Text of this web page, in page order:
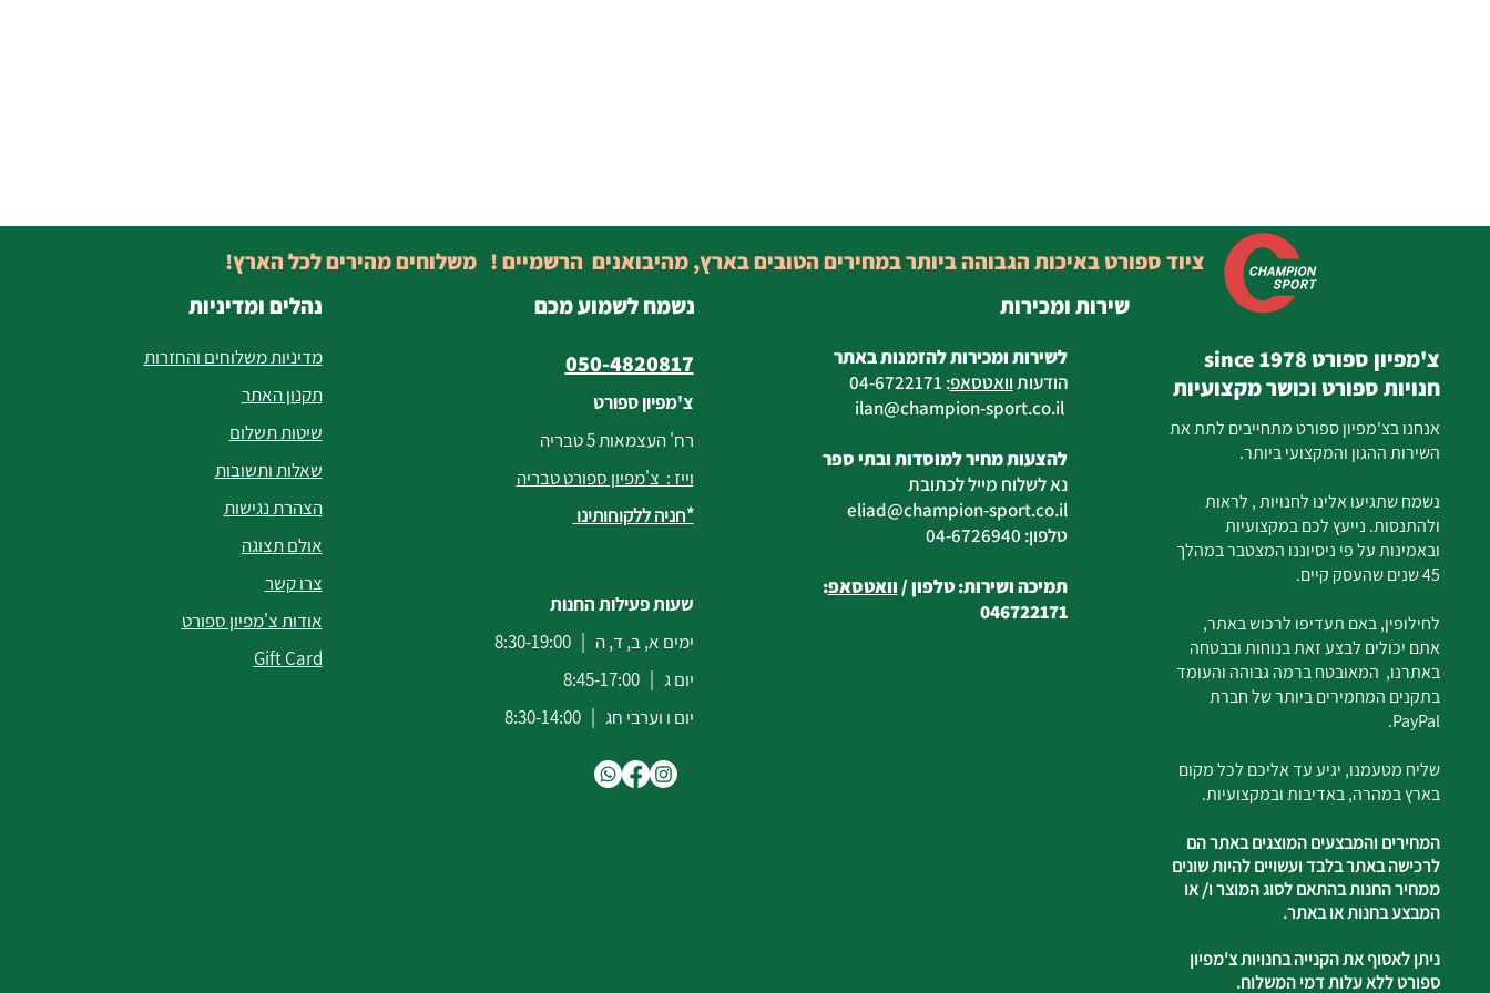
נהלים ומדיניות
מדיניות משלוחים והחזרות
תקנון האתר
שיטות תשלום
שאלות ותשובות
הצהרת נגישות
אולם תצוגה
צרו קשר
אודות צ'מפיון ספורט
Gift Card
נשמח לשמוע מכם
050-4820817
צ'מפיון ספורט
רח' העצמאות 5 טבריה
וייז : צ'מפיון ספורט טבריה
*חניה ללקוחותינו
שעות פעילות החנות
ימים א, ב, ד, ה | 8:30-19:00
יום ג | 8:45-17:00
יום ו וערבי חג | 8:30-14:00
לשירות ומכירות להזמנות באתר
הודעותוואטסאפ:
04-6722171
ilan
@champion-sport.co.il
להצעות מחיר למוסדות ובתי ספר
נא לשלוח מייל לכתובת
eliad@champion-sport.co.il
טלפון: 04-6726940
תמיכה ושירות: טלפון /וואטסאפ:
046722171
צ'מפיון ספורט since 1978
חנויות ספורט וכושר מקצועיות
אנחנו בצ'מפיון ספורט מתחייבים לתת את
השירות ההגון והמקצועי ביותר.
נשמח שתגיעו אלינו לחנויות , לראות
ולהתנסות. נייעץ לכם במקצועיות
ובאמינות על פי ניסיוננו המצטבר במהלך
45 שנים שהעסק קיים.
לחילופין, באם תעדיפו לרכוש באתר,
אתם יכולים לבצע זאת בנוחות ובבטחה
באתרנו, המאובטח ברמה גבוהה והעומד
בתקנים המחמירים ביותר של חברת
PayPal.
שליח מטעמנו, יגיע עד אליכם לכל מקום
בארץ במהרה, באדיבות ובמקצועיות.
המחירים והמבצעים המוצגים באתר הם
לרכישה באתר בלבד ועשויים להיות שונים
ממחיר החנות בהתאם לסוג המוצר ו/ או
המבצע בחנות או באתר.
ניתן לאסוף את הקנייה בחנויות צ'מפיון
ספורט ללא עלות דמי המשלוח.
שירות ומכירות
ציוד ספורט באיכות הגבוהה ביותר במחירים הטובים בארץ, מהיבואנים הרשמיים ! משלוחים מהירים לכל הארץ!